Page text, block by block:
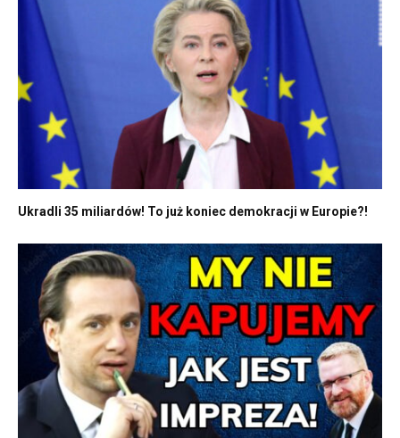
Ukradli 35 miliardów! To już koniec demokracji w Europie?!